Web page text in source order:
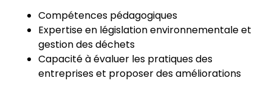
Compétences pédagogiques
Expertise en législation environnementale et
gestion des déchets
Capacité à évaluer les pratiques des
entreprises et proposer des améliorations